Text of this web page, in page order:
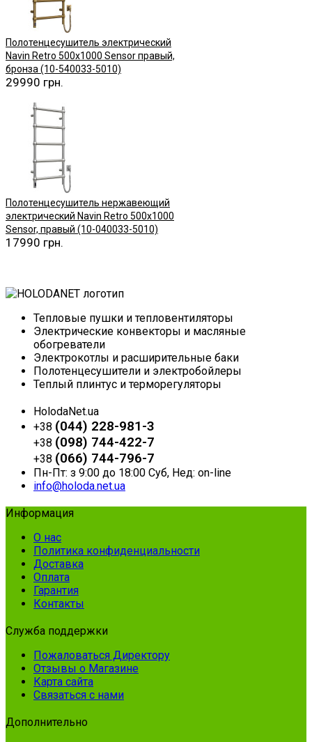
Полотенцесушитель электрический
Navin Retro 500х1000 Sensor правый,
бронза (10-540033-5010)
29990 грн.
Полотенцесушитель нержавеющий
электрический Navin Retro 500х1000
Sensor, правый (10-040033-5010)
17990 грн.
Тепловые пушки и тепловентиляторы
Электрические конвекторы и масляные
обогреватели
Электрокотлы и расширительные баки
Полотенцесушители и электробойлеры
Теплый плинтус и терморегуляторы
HolodaNet.ua
+38 (044) 228-981-3
+38 (098) 744-422-7
+38 (066) 744-796-7
Пн-Пт: з 9:00 до 18:00 Суб, Нед: on-line
info@holoda.net.ua
Информация
О нас
Политика конфиденциальности
Доставка
Оплата
Гарантия
Контакты
Служба поддержки
Пожаловаться Директору
Отзывы о Магазине
Карта сайта
Связаться с нами
Дополнительно